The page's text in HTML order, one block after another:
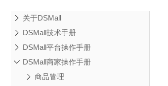
关于DSMall
DSMall技术手册
DSMall平台操作手册
DSMall商家操作手册
商品管理